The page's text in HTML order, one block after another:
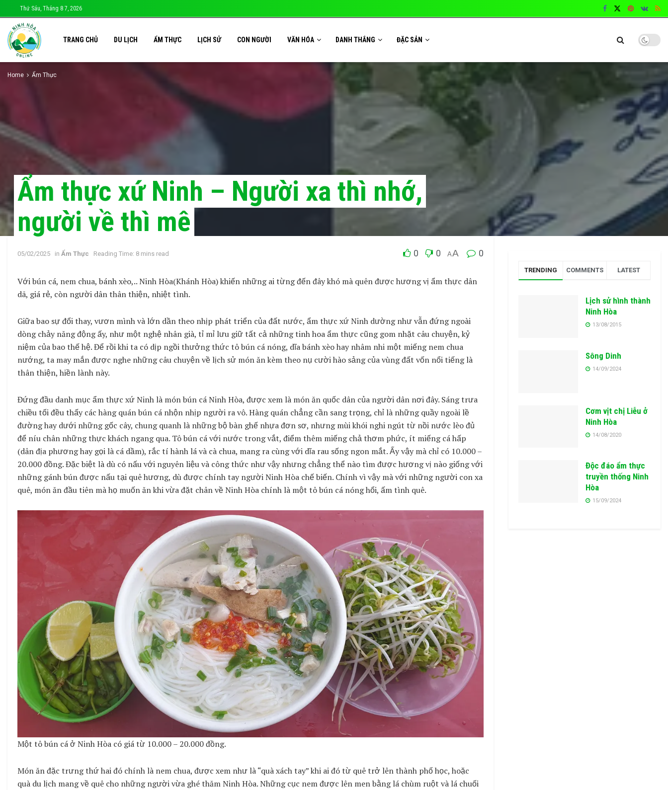
Thứ Sáu, Tháng 8 7, 2026
TRANG CHỦ DU LỊCH ẨM THỰC LỊCH SỬ CON NGƯỜI VĂN HÓA DANH THẮNG ĐẶC SẢN
Home Ẩm Thực
Ẩm thực xứ Ninh – Người xa thì nhớ,
người về thì mê
05/02/2025 in Ẩm Thực Reading Time: 8 mins read 0 0 AA 0
Với bún cá, nem chua, bánh xèo,.. Ninh Hòa(Khánh Hòa) khiến những ai từng đến đây khó mà quên được hương vị ẩm thực dân
dã, giá rẻ, còn người dân thân thiện, nhiệt tình.
Giữa bao sự đổi thay, vươn mình và lớn dần theo nhịp phát triển của đất nước, ẩm thực xứ Ninh dường như vẫn đứng ngoài
dòng chảy năng động ấy, như một nghệ nhân già, tỉ mỉ lưu giữ tất cả những tinh hoa ẩm thực cũng gom nhặt câu chuyện, kỷ
niệm của bao thế hệ. Để rồi khi ta có dịp ngồi thưởng thức tô bún cá nóng, dĩa bánh xèo hay nhâm nhi một miếng nem chua
nướng, ta may mắn được nghe những câu chuyện về lịch sử món ăn kèm theo nụ cười hào sảng của vùng đất vốn nổi tiếng là
thân thiện, hiền lành này.
Đứng đầu danh mục ẩm thực xứ Ninh là món bún cá Ninh Hòa, được xem là món ăn quốc dân của người dân nơi đây. Sáng trưa
chiều tối đều thấy các hàng quán bún cá nhộn nhịp người ra vô. Hàng quán chẳng cần sang trọng, chỉ là những quầy ngoài lề
đường hay dưới những gốc cây, chung quanh là những bộ bàn ghế nhựa đơn sơ, nhưng mùi khói nghi ngút từ nồi nước lèo đủ
để níu chân những thực khách ngang qua. Tô bún cá với nước trong vắt, điểm thêm miếng chả thơm phức, ít miếng cá hấp
(dân địa phương hay gọi là cá dầm), rắc tí hành lá và cà chua, mang ra cùng với dĩa rau sống ngon mắt. Ấy vậy mà chỉ có 10.000 –
20.000 đồng. Đặc biệt là dù có nấu với nguyên liệu và công thức như vậy nhưng chẳng thể nào tìm được hương vị nào giống với
những gánh bún được nấu tại quê hương, dù được chính tay người Ninh Hòa chế biến. Chính vì vậy mà với những người con xa
quê, món ăn đầu tiên mà họ muốn ăn khi vừa đặt chân về Ninh Hòa chính là một tô bún cá nóng hổi, ấm tình quê.
Một tô bún cá ở Ninh Hòa có giá từ 10.000 – 20.000 đồng.
Món ăn đặc trưng thứ hai đó chính là nem chua, được xem như là “quà xách tay” khi ai đó từ quê trở lên thành phố học, hoặc
quà du lịch mang về quê cho những người vừa ghé thăm Ninh Hòa. Những cục nem được lên men bằng lá chùm ruột và lá chuối
TRENDING COMMENTS LATEST
Lịch sử hình thành
Ninh Hòa
13/08/2015
Sông Dinh
14/09/2024
Cơm vịt chị Liễu ở
Ninh Hòa
14/08/2020
Độc đáo ẩm thực
truyền thống Ninh
Hòa
15/09/2024